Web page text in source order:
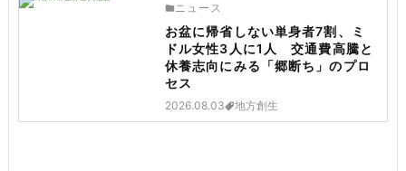
ニュース
お盆に帰省しない単身者7割、ミ
ドル女性3人に1人 交通費高騰と
休養志向にみる「郷断ち」のプロ
セス
2026.08.03 地方創生